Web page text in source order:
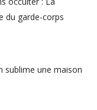
du garde-corps
sublime une maison